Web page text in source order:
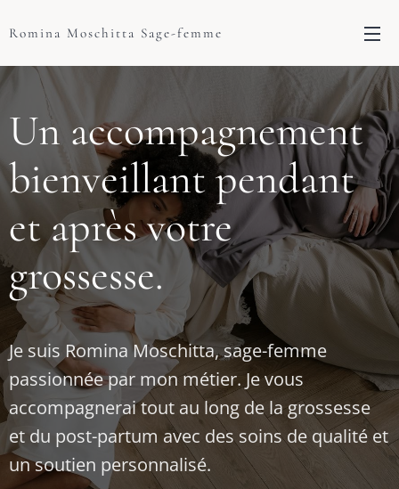
Romina Moschitta Sage-femme
Un accompagnement
bienveillant pendant
et après votre
grossesse.
Je suis Romina Moschitta, sage-femme
passionnée par mon métier. Je vous
accompagnerai tout au long de la grossesse
et du post-partum avec des soins de qualité et
un soutien personnalisé.